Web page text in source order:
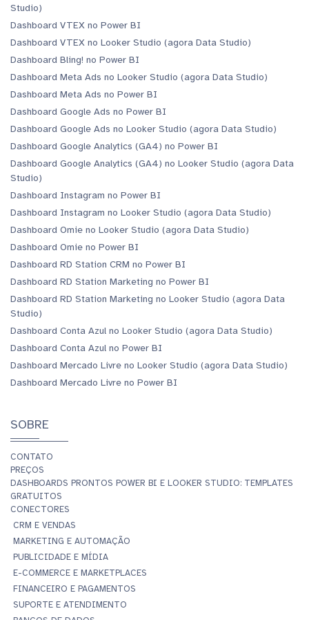
Studio)
Dashboard VTEX no Power BI
Dashboard VTEX no Looker Studio (agora Data Studio)
Dashboard Bling! no Power BI
Dashboard Meta Ads no Looker Studio (agora Data Studio)
Dashboard Meta Ads no Power BI
Dashboard Google Ads no Power BI
Dashboard Google Ads no Looker Studio (agora Data Studio)
Dashboard Google Analytics (GA4) no Power BI
Dashboard Google Analytics (GA4) no Looker Studio (agora Data
Studio)
Dashboard Instagram no Power BI
Dashboard Instagram no Looker Studio (agora Data Studio)
Dashboard Omie no Looker Studio (agora Data Studio)
Dashboard Omie no Power BI
Dashboard RD Station CRM no Power BI
Dashboard RD Station Marketing no Power BI
Dashboard RD Station Marketing no Looker Studio (agora Data
Studio)
Dashboard Conta Azul no Looker Studio (agora Data Studio)
Dashboard Conta Azul no Power BI
Dashboard Mercado Livre no Looker Studio (agora Data Studio)
Dashboard Mercado Livre no Power BI
SOBRE
CONTATO
PREÇOS
DASHBOARDS PRONTOS POWER BI E LOOKER STUDIO: TEMPLATES
GRATUITOS
CONECTORES
CRM E VENDAS
MARKETING E AUTOMAÇÃO
PUBLICIDADE E MÍDIA
E-COMMERCE E MARKETPLACES
FINANCEIRO E PAGAMENTOS
SUPORTE E ATENDIMENTO